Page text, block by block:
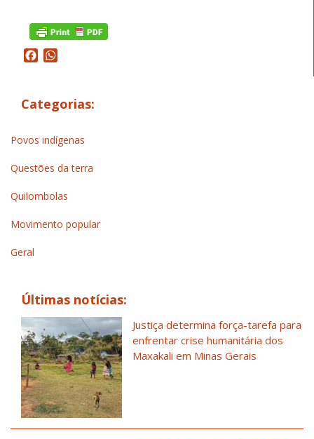
Facebook
Categorias:
Povos indígenas
Questões da terra
Quilombolas
Movimento popular
Geral
Últimas notícias:
Justiça determina força-tarefa para
enfrentar crise humanitária dos
Maxakali em Minas Gerais